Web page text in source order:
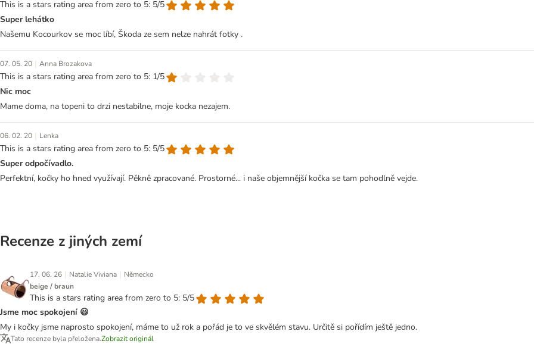
This is a stars rating area from zero to 5: 5/5
Super lehátko
Našemu Kocourkov se moc líbí, Škoda ze sem nelze nahrát fotky .
07. 05. 20 | Anna Brozakova
This is a stars rating area from zero to 5: 1/5
Nic moc
Mame doma, na topeni to drzi nestabilne, moje kocka nezajem.
06. 02. 20 | Lenka
This is a stars rating area from zero to 5: 5/5
Super odpočívadlo.
Perfektní, kočky ho hned využívají. Pěkně zpracované. Prostorné... i naše objemnější kočka se tam pohodlně vejde.
Recenze z jiných zemí
17. 06. 26 | Natalie Viviana | Německo
beige / braun
This is a stars rating area from zero to 5: 5/5
Jsme moc spokojení 😃
My i kočky jsme naprosto spokojení, máme to už rok a pořád je to ve skvělém stavu. Určitě si pořídím ještě jedno.
Tato recenze byla přeložena.Zobrazit originál